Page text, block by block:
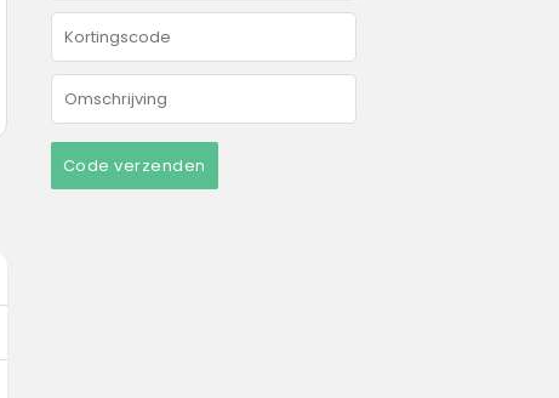
Code verzenden